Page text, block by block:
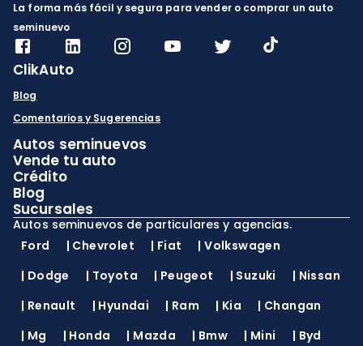
La forma más fácil y segura para vender o comprar un auto
seminuevo
ClikAuto
Blog
Comentarios y Sugerencias
Autos seminuevos
Vende tu auto
Crédito
Blog
Sucursales
Autos seminuevos de particulares y agencias.
Ford
| Chevrolet | Fiat |Volkswagen
| Dodge | Toyota | Peugeot | Suzuki | Nissan
| Renault | Hyundai | Ram | Kia | Changan
| Mg | Honda | Mazda | Bmw | Mini | Byd